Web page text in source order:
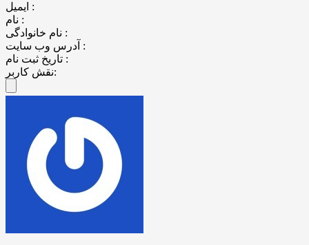
ایمیل :
نام :
نام خانوادگی :
آدرس وب سایت :
تاریخ ثبت نام :
نقش کاربر: